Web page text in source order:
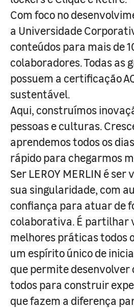
Com foco no
a Universidade
conteúdos para mais de
colaboradores. Todas as
possuem a certificação
sustentável.
Aqui, construímos
pessoas e culturas.
aprendemos todos os
rápido para chegarmos
Ser LEROY MERLIN é ser
sua singularidade, com
confiança para atuar de
colaborativa. É partilhar
melhores práticas todos
um espírito único de
que permite desenvolver
todos para construir
que fazem a diferença